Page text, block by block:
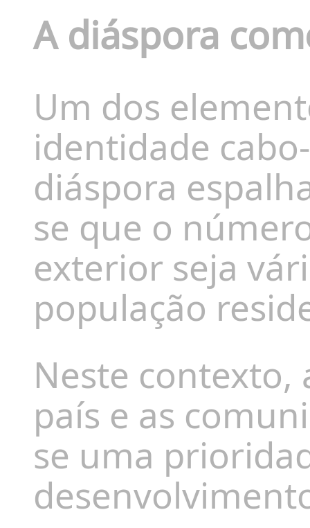
A diáspora
Um dos
identidade
diáspora
se que o
exterior seja
população
Neste
país e as
se uma